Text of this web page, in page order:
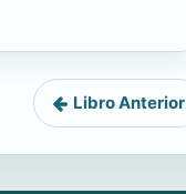
Libro Anterior